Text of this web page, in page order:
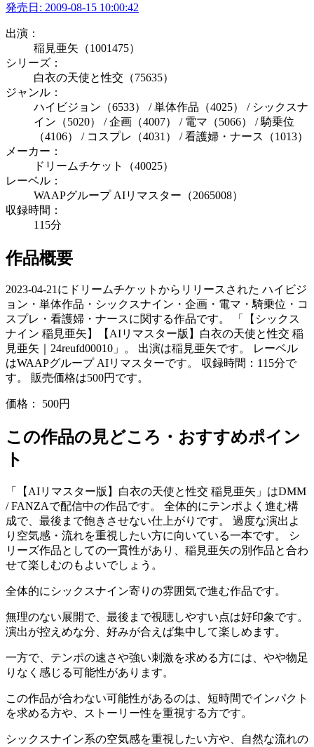
発売日: 2009-08-15 10:00:42
出演：
稲見亜矢（1001475）
シリーズ：
白衣の天使と性交（75635）
ジャンル：
ハイビジョン（6533） / 単体作品（4025） / シックスナ
イン（5020） / 企画（4007） / 電マ（5066） / 騎乗位
（4106） / コスプレ（4031） / 看護婦・ナース（1013）
メーカー：
ドリームチケット（40025）
レーベル：
WAAPグループ AIリマスター（2065008）
収録時間：
115分
作品概要
2023-04-21にドリームチケットからリリースされた ハイビジ
ョン・単体作品・シックスナイン・企画・電マ・騎乗位・コ
スプレ・看護婦・ナースに関する作品です。 「【シックス
ナイン 稲見亜矢】【AIリマスター版】白衣の天使と性交 稲
見亜矢｜24reufd00010」。 出演は稲見亜矢です。 レーベル
はWAAPグループ AIリマスターです。 収録時間：115分で
す。 販売価格は500円です。
価格： 500円
この作品の見どころ・おすすめポイン
ト
「【AIリマスター版】白衣の天使と性交 稲見亜矢」はDMM
/ FANZAで配信中の作品です。 全体的にテンポよく進む構
成で、最後まで飽きさせない仕上がりです。 過度な演出よ
り空気感・流れを重視したい方に向いている一本です。 シ
リーズ作品としての一貫性があり、稲見亜矢の別作品と合わ
せて楽しむのもよいでしょう。
全体的にシックスナイン寄りの雰囲気で進む作品です。
無理のない展開で、最後まで視聴しやすい点は好印象です。
演出が控えめな分、好みが合えば集中して楽しめます。
一方で、テンポの速さや強い刺激を求める方には、やや物足
りなく感じる可能性があります。
この作品が合わない可能性があるのは、短時間でインパクト
を求める方や、ストーリー性を重視する方です。
シックスナイン系の空気感を重視したい方や、自然な流れの